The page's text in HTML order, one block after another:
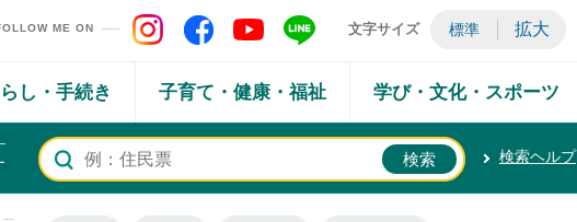
ムページ
ME ON 矢吹町 Instagram
矢吹町 Facebook
矢吹町 YouTube
矢吹町 LINE
文字サイズ 標準 拡大
し・手続き 子育て・健康・福祉 学び・文化・スポーツ
検索ヘルプ